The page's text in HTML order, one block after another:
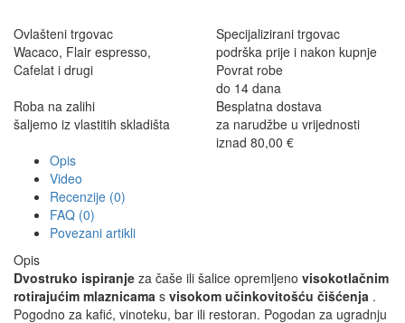
Ovlašteni trgovac
Wacaco, Flair espresso,
Cafelat i drugi
Specijalizirani trgovac
podrška prije i nakon kupnje
Povrat robe
do 14 dana
Roba na zalihi
šaljemo iz vlastitih skladišta
Besplatna dostava
za narudžbe u vrijednosti
iznad 80,00 €
Opis
Video
Recenzije (0)
FAQ (0)
Povezani artikli
Opis
Dvostruko ispiranje za čaše ili šalice opremljeno visokotlačnim
rotirajućim mlaznicama s visokom učinkovitošću čišćenja .
Pogodno za kafić, vinoteku, bar ili restoran. Pogodan za ugradnju